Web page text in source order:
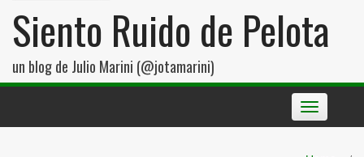
Siento Ruido de Pelota
un blog de Julio Marini (@jotamarini)
Toggle
navigation